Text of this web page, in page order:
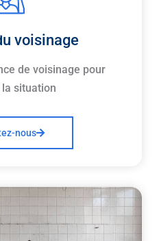
voisinage
de voisinage pour
situation
nous